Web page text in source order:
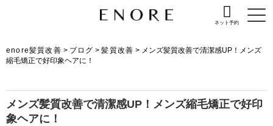
ネット予約
enore髪質改善 > ブログ >髪質改善 > メンズ髪質改善で清潔感UP！メンズ
縮毛矯正で好印象ヘアに！
メンズ髪質改善で清潔感UP！メンズ縮毛矯正で好印
象ヘアに！